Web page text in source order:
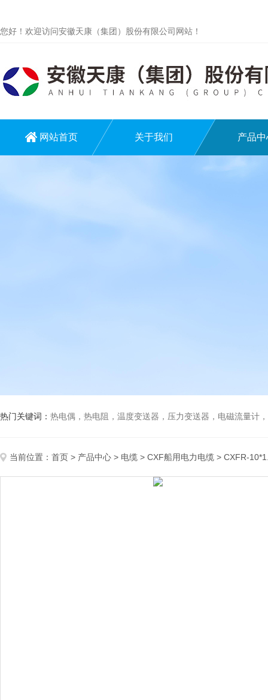
您好！欢迎访问安徽天康（集团）股份有限公司网站！
网站首页 关于我们 产品中
热门关键词： 热电偶，热电阻，温度变送器，压力变送器，电磁流量计，
当前位置： 首页 > 产品中心 > 电缆 > CXF船用电力电缆 > CXFR-